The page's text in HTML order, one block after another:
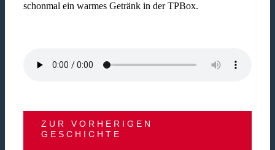
schonmal ein warmes Getränk in der TPBox.
ZUR VORHERIGEN
GESCHICHTE